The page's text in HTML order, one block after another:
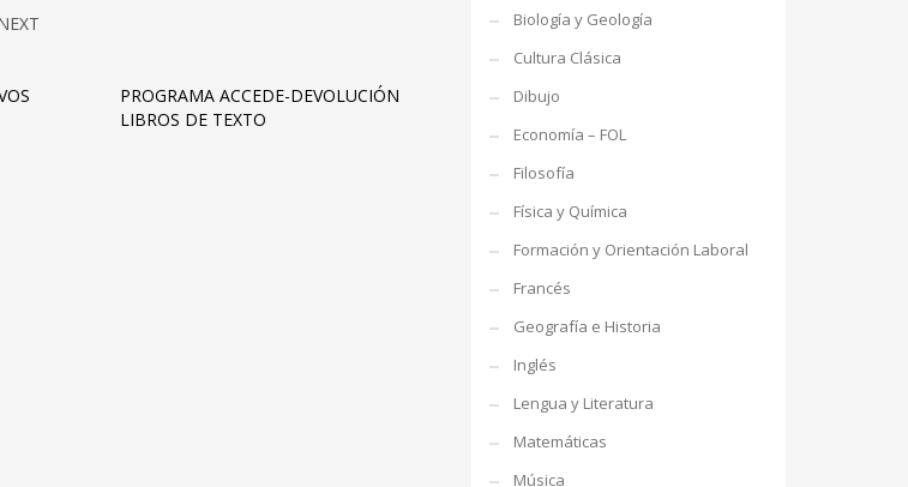
PROGRAMA ACCEDE-DEVOLUCIÓN
LIBROS DE TEXTO
Biología y Geología
Cultura Clásica
Dibujo
Economía – FOL
Filosofía
Física y Química
Formación y Orientación Laboral
Francés
Geografía e Historia
Inglés
Lengua y Literatura
Matemáticas
Música